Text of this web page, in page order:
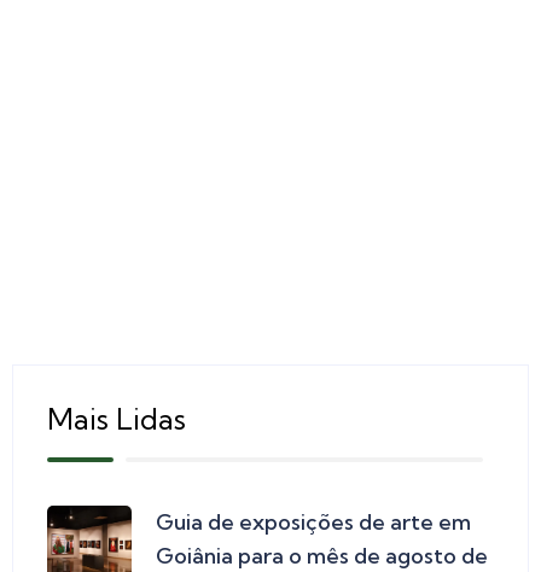
Mais Lidas
Guia de exposições de arte em
Goiânia para o mês de agosto de